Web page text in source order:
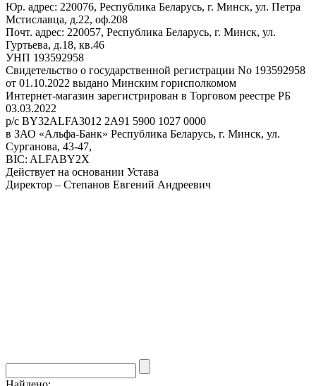
Юр. адрес: 220076, Республика Беларусь, г. Минск, ул. Петра
Мстиславца, д.22, оф.208
Почт. адрес: 220057, Республика Беларусь, г. Минск, ул.
Гуртьева, д.18, кв.46
УНП 193592958
Свидетельство о государственной регистрации No 193592958
от 01.10.2022 выдано Минским горисполкомом
Интернет-магазин зарегистрирован в Торговом реестре РБ
03.03.2022
р/с BY32ALFA3012 2A91 5900 1027 0000
в ЗАО «Альфа-Банк» Республика Беларусь, г. Минск, ул.
Сурганова, 43-47,
BIC: ALFABY2X
Действует на основании Устава
Директор – Степанов Евгений Андреевич